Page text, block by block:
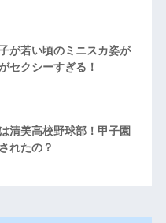
が若い頃のミニスカ姿が
セクシーすぎる！
清美高校野球部！甲子園
れたの？